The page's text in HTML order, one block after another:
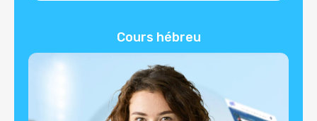
Cours hébreu